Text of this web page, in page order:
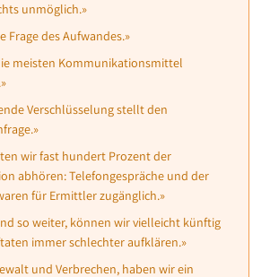
unmöglich.»
Frage des Aufwandes.»
meisten Kommunikationsmittel
Verschlüsselung stellt den
wir fast hundert Prozent der
abhören: Telefongespräche und der
für Ermittler zugänglich.»
so weiter, können wir vielleicht künftig
immer schlechter aufklären.»
und Verbrechen, haben wir ein